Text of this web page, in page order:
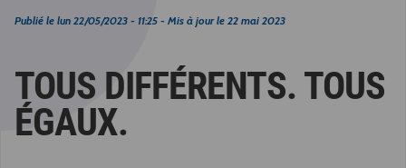
Publié le lun 22/05/2023 - 11:25 - Mis à jour le 22 mai 2023
TOUS DIFFÉRENTS. TOUS
ÉGAUX.